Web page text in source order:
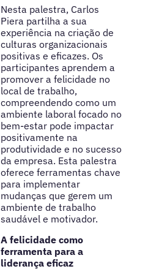
Nesta palestra, Carlos
Piera partilha a sua
experiência na criação de
culturas organizacionais
positivas e eficazes. Os
participantes aprendem a
promover a felicidade no
local de trabalho,
compreendendo como um
ambiente laboral focado no
bem-estar pode impactar
positivamente na
produtividade e no sucesso
da empresa. Esta palestra
oferece ferramentas chave
para implementar
mudanças que gerem um
ambiente de trabalho
saudável e motivador.
A felicidade como
ferramenta para a
liderança eficaz